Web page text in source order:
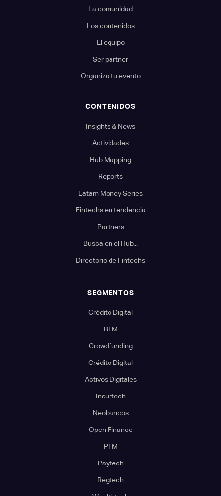
La comunidad
Los contenidos
El equipo
Ser partner
Organiza tu evento
CONTENIDOS
Insights & News
Actividades
Hub Mapping
Reports
Latam Money Series
Fintechs en tendencia
Partners
Busca en el Hub...
Directorio de Fintechs
SEGMENTOS
Crédito Digital
BFM
Crowdfunding
Crédito Digital
Activos Digitales
Insurtech
Neobancos
Open Finance
PFM
Paytech
Regtech